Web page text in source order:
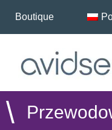
Boutique
\